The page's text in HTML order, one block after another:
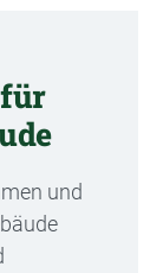
und